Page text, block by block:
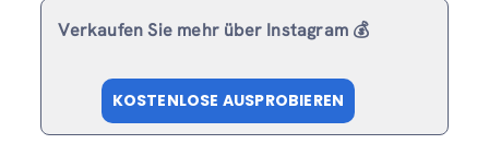
Verkaufen Sie mehr über Instagram 💰
KOSTENLOSE AUSPROBIEREN